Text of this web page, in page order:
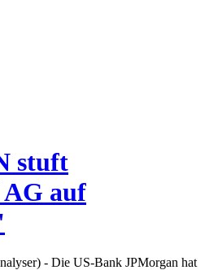
stuft
auf
- Die US-Bank JPMorgan hat